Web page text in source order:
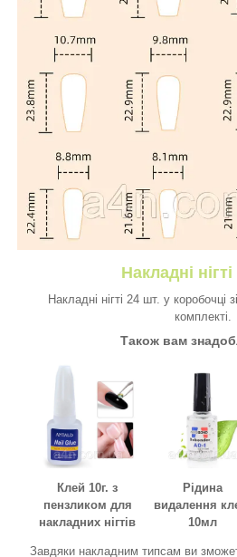
Накладні
Накладні нігті 24 шт. у коробочці
комплекті.
Також вам
Клей 10г. з
пензликом для
накладних нігтів
Рідина
видалення
10мл
Завдяки накладним типсам ви